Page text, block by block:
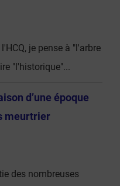
je pense à "l'arbre
"l'historique"...
d’une époque
meurtrier
des nombreuses